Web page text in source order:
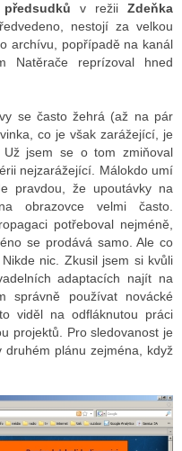
předsudků v režii Zdeňka
nestojí za velkou
archívu, popřípadě na kanál
Natěrače reprízoval hned
se často žehrá (až na pár
co je však zarážející, je
Už jsem se o tom zmiňoval
nejzarážející. Málokdo umí
pravdou, že upoutávky na
obrazovce velmi často.
potřeboval nejméně,
se prodává samo. Ale co
nic. Zkusil jsem si kvůli
adaptacích najít na
správně používat novácké
viděl na odfláknutou práci
projektů. Pro sledovanost je
plánu zejména, když